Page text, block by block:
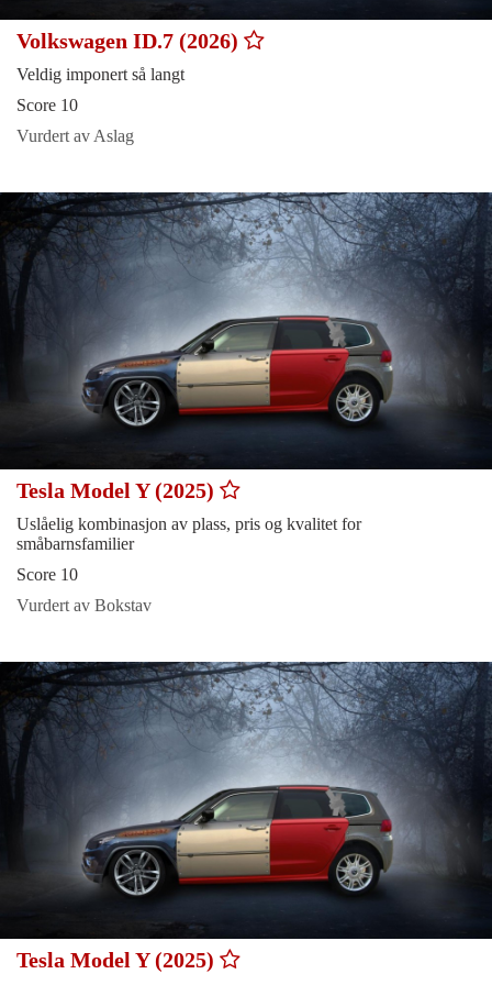
Volkswagen ID.7 (2026)
Veldig imponert så langt
Score 10
Vurdert av Aslag
Tesla Model Y (2025)
Uslåelig kombinasjon av plass, pris og kvalitet for
småbarnsfamilier
Score 10
Vurdert av Bokstav
Tesla Model Y (2025)